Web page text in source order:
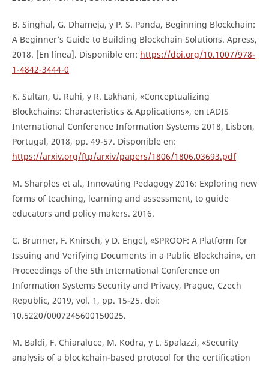
B. Singhal, G. Dhameja, y P. S. Panda, Beginning Blockchain:
A Beginner’s Guide to Building Blockchain Solutions. Apress,
2018. [En línea]. Disponible en: https://doi.org/10.1007/978-
1-4842-3444-0
K. Sultan, U. Ruhi, y R. Lakhani, «Conceptualizing
Blockchains: Characteristics & Applications», en IADIS
International Conference Information Systems 2018, Lisbon,
Portugal, 2018, pp. 49-57. Disponible en:
https://arxiv.org/ftp/arxiv/papers/1806/1806.03693.pdf
M. Sharples et al., Innovating Pedagogy 2016: Exploring new
forms of teaching, learning and assessment, to guide
educators and policy makers. 2016.
C. Brunner, F. Knirsch, y D. Engel, «SPROOF: A Platform for
Issuing and Verifying Documents in a Public Blockchain», en
Proceedings of the 5th International Conference on
Information Systems Security and Privacy, Prague, Czech
Republic, 2019, vol. 1, pp. 15-25. doi:
10.5220/0007245600150025.
M. Baldi, F. Chiaraluce, M. Kodra, y L. Spalazzi, «Security
analysis of a blockchain-based protocol for the certification